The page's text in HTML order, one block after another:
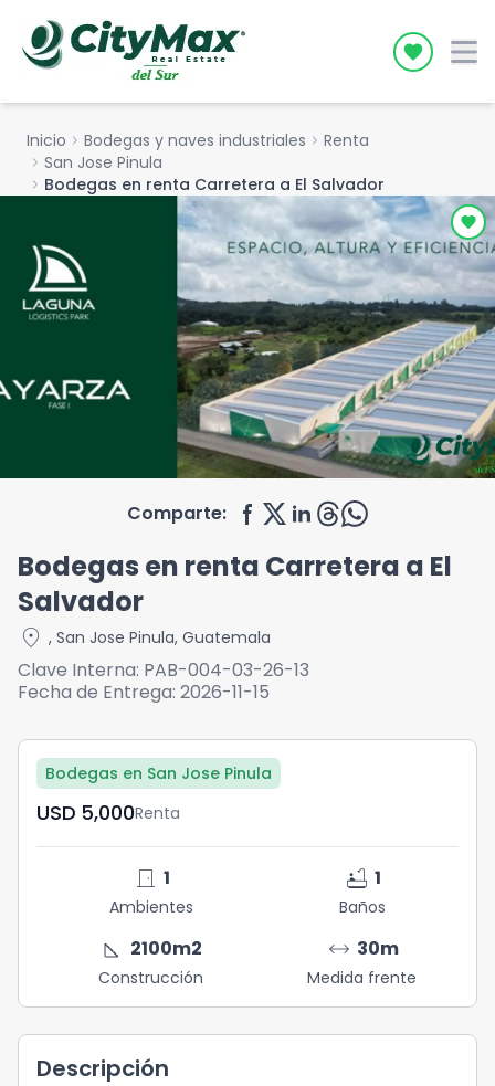
Icon
Inicio chevron_right Bodegas y naves industriales chevron_right Renta
chevron_right San Jose Pinula
chevron_right Bodegas en renta Carretera a El Salvador
Comparte:
Bodegas en renta Carretera a El
Salvador
location_on , San Jose Pinula, Guatemala
Clave Interna: PAB-004-03-26-13
Fecha de Entrega: 2026-11-15
Bodegas en San Jose Pinula
USD	5,000Renta
door_front 1
Ambientes
bathtub 1
Baños
square_foot 2100m2
Construcción
arrow_range 30m
Medida frente
Descripción